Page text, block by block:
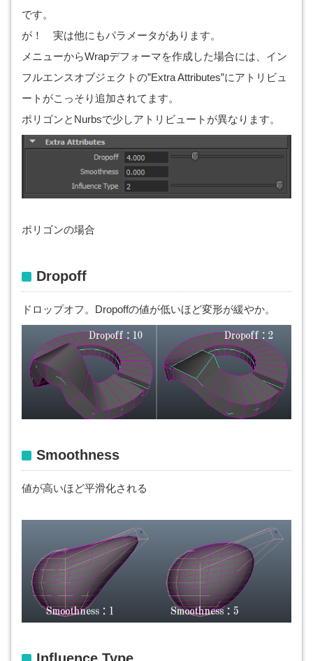
です。
が！ 実は他にもパラメータがあります。
メニューからWrapデフォーマを作成した場合には、イン
フルエンスオブジェクトの”Extra Attributes”にアトリビュ
ートがこっそり追加されてます。
ポリゴンとNurbsで少しアトリビュートが異なります。
ポリゴンの場合
Dropoff
ドロップオフ。Dropoffの値が低いほど変形が緩やか。
Smoothness
値が高いほど平滑化される